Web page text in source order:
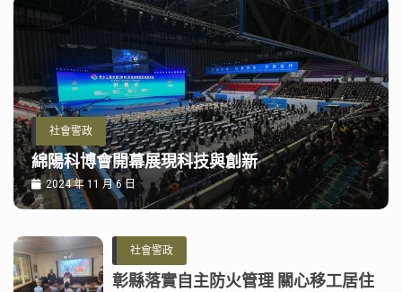
社會警政
綿陽科博會開幕展現科技與創新
2024 年 11 月 6 日
社會警政
彰縣落實自主防火管理 關心移工居住